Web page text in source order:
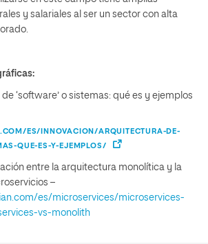
y salariales al ser un sector con alta
‘software’ o sistemas: qué es y ejemplos
ES/INNOVACION/ARQUITECTURA-DE-
QUE-ES-Y-EJEMPLOS/
entre la arquitectura monolítica y la
–
es/microservices/microservices-
vs-monolith